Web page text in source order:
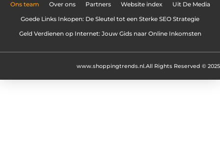
Ons team Over ons Partners Website index Uit De Media
Goede Links Inkopen: De Sleutel tot een Sterke SEO Strategie
Geld Verdienen op Internet: Jouw Gids naar Online Inkomsten
All Rights Reserved © 2025
www.shoppingtrends.nl.